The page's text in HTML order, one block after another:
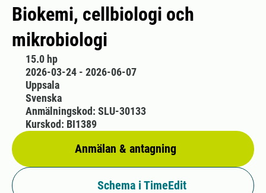
Biokemi, cellbiologi och
mikrobiologi
15.0 hp
2026-03-24 - 2026-06-07
Uppsala
Svenska
Anmälan & antagning
Anmälningskod: SLU-30133
Kurskod: BI1389
Schema i TimeEdit